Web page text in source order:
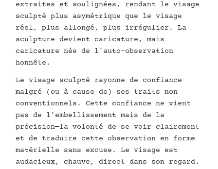
extraites et soulignées, rendant le visage
sculpté plus asymétrique que le visage
réel, plus allongé, plus irrégulier. La
sculpture devient caricature, mais
caricature née de l'auto-observation
honnête.
Le visage sculpté rayonne de confiance
malgré (ou à cause de) ses traits non
conventionnels. Cette confiance ne vient
pas de l'embellissement mais de la
précision—la volonté de se voir clairement
et de traduire cette observation en forme
matérielle sans excuse. Le visage est
audacieux, chauve, direct dans son regard.